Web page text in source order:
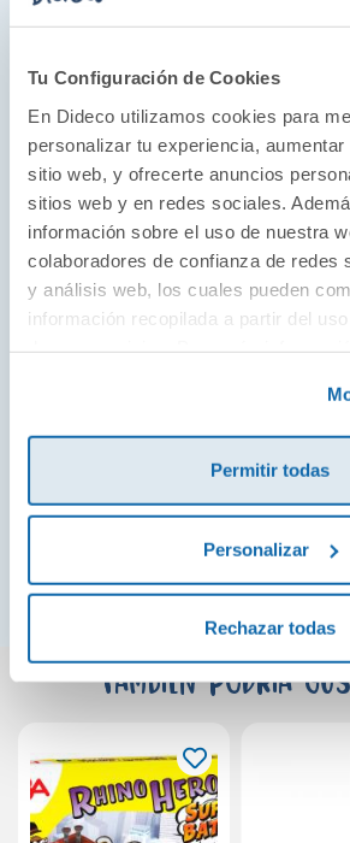
Tu Configuración de Cookies
En Dideco utilizamos cookies para
personalizar tu experiencia,
sitio web, y ofrecerte anuncios
sitios web y en redes sociales.
información sobre el uso de nuestra
colaboradores de confianza de redes
y análisis web, los cuales pueden
información recopilada a partir del
Permitir todas
Personalizar
Rechazar todas
El núcleo del aprendizaje
Átomo Games fue creada en
especializarse en juegos de
Con el aprendizaje basado en
bandera, defienden que los
importancia pedagógica tan
a autores e ilustradores con un
aprender de forma divertida.
¡Ver todo!
También podría